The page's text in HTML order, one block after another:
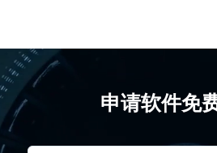
申请软件免